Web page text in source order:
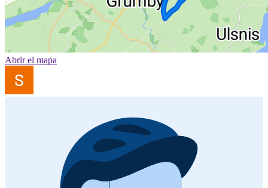
Abrir el mapa